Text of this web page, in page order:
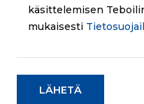
käsittelemisen
mukaisesti
LÄHETÄ